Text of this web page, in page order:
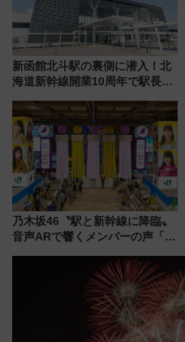
新函館北斗駅の裏側に潜入！北
海道新幹線開業10周年で駅長
ト 参加方法や体験内容を紹介
乃木坂46〝駅と新幹線に降臨〟
音声ARで響くメンバーの声「真